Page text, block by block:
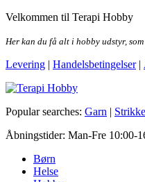
Skip
the
Velkommen til Terapi Hobby
Her kan du få alt i hobby udstyr,
Levering | Handelsbetingelser|
Terapi Hobby
Popular searches: Garn |
Åbningstider: Man-Fre 10:00-
Børn
Helse